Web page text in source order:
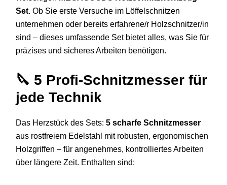
Set. Ob Sie erste Versuche im Löffelschnitzen
unternehmen oder bereits erfahrene/r Holzschnitzer/in
sind – dieses umfassende Set bietet alles, was Sie für
präzises und sicheres Arbeiten benötigen.
🔪 5 Profi-Schnitzmesser für
jede Technik
Das Herzstück des Sets: 5 scharfe Schnitzmesser
aus rostfreiem Edelstahl mit robusten, ergonomischen
Holzgriffen – für angenehmes, kontrolliertes Arbeiten
über längere Zeit. Enthalten sind: